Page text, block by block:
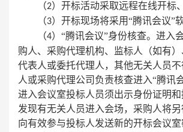
（2）开标活动采取远程在线开标
（3）开标现场将采用“腾讯会议”
（4）“腾讯会议”身份核查。进入
购人、采购代理机构、监标人（如有
代表人或委托代理人，其他无关人员
人或采购代理公司负责核查进入“腾讯
进入会议室投标人员须出示身份证明
发现有无关人员进入会场，采购人将另
向有效参与投标人发送新的开标会议室